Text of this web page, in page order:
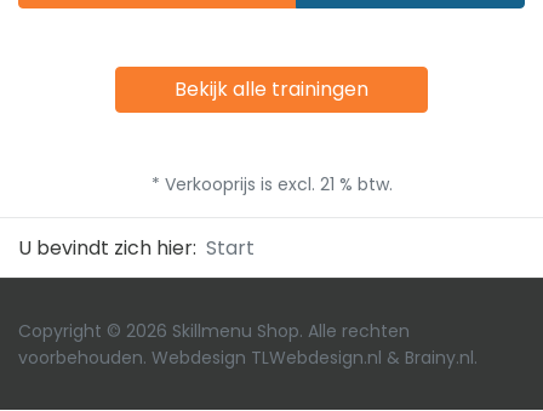
Bekijk alle trainingen
* Verkooprijs is excl. 21 % btw.
U bevindt zich hier: Start
Copyright © 2026 Skillmenu Shop. Alle rechten
voorbehouden. Webdesign TLWebdesign.nl & Brainy.nl.